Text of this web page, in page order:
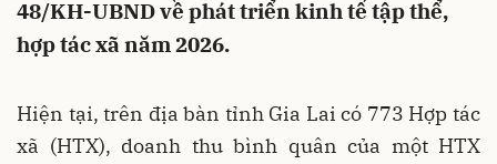
48/KH-UBND về phát triển kinh tế tập thể,
hợp tác xã năm 2026.
Hiện tại, trên địa bàn tỉnh Gia Lai có 773 Hợp tác
xã (HTX), doanh thu bình quân của một HTX